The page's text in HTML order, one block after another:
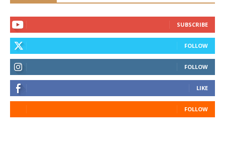
SUBSCRIBE
FOLLOW
FOLLOW
LIKE
FOLLOW